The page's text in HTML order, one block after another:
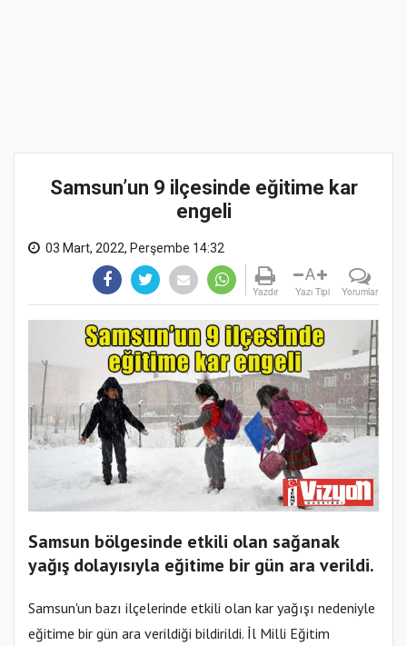
Samsun’un 9 ilçesinde eğitime kar
engeli
03 Mart, 2022, Perşembe 14:32
Yazdır
A
Yazı Tipi Yorumlar
Samsun bölgesinde etkili olan sağanak
yağış dolayısıyla eğitime bir gün ara verildi.
Samsun'un bazı ilçelerinde etkili olan kar yağışı nedeniyle
eğitime bir gün ara verildiği bildirildi. İl Milli Eğitim